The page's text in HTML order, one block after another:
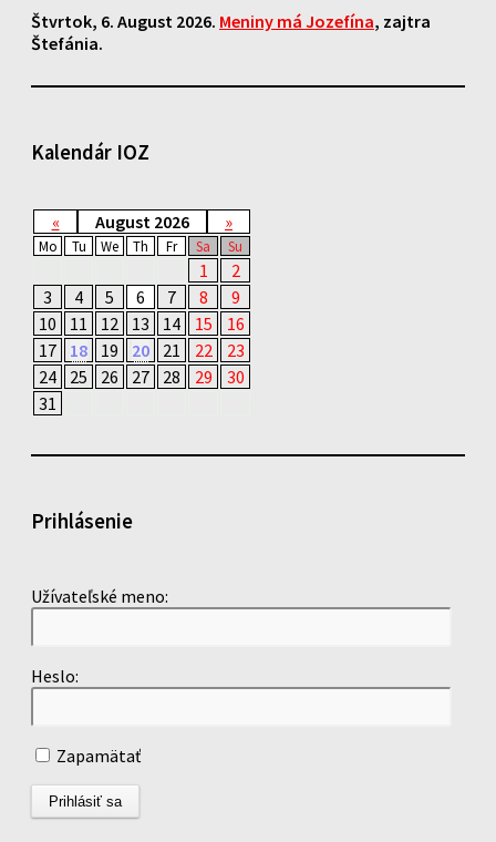
Štvrtok, 6. August 2026. Meniny má Jozefína, zajtra
Štefánia.
Kalendár IOZ
« August 2026 »
Mo Tu We Th Fr Sa Su
1
2
3
4 5 6 7 8
9
10
11 12 13 14 15
16
17
18 19 20 21 22
23
24
25 26 27 28 29
30
31
Prihlásenie
Užívateľské meno:
Heslo:
Zapamätať